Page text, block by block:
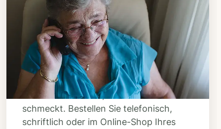
Schritt 3
Bestellen & liefern
lassen
Suchen Sie sich aus dem Speiseplan
Ihres Anbieters aus, was Ihnen
schmeckt. Bestellen Sie telefonisch,
schriftlich oder im Online-Shop Ihres